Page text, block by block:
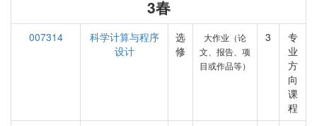
3春
007314
科学计算与程序
设计
选
修
大作业（论
文、报告、项
目或作品等）
3
专
业
方
向
课
程